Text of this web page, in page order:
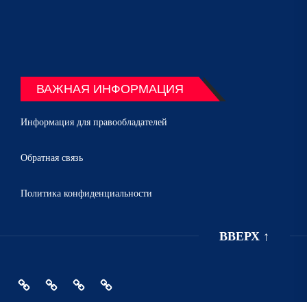
ВАЖНАЯ ИНФОРМАЦИЯ
Информация для правообладателей
Обратная связь
Политика конфиденциальности
ВВЕРХ ↑
ГлавнаяПолитикаИнформация
Обратная